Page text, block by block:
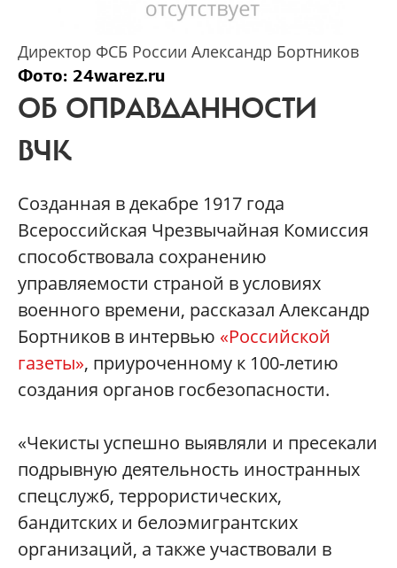
Директор ФСБ России Александр Бортников
Фото: 24warez.ru
ОБ ОПРАВДАННОСТИ
ВЧК
Созданная в декабре 1917 года
Всероссийская Чрезвычайная Комиссия
способствовала сохранению
управляемости страной в условиях
военного времени, рассказал Александр
Бортников в интервью «Российской
газеты», приуроченному к 100-летию
создания органов госбезопасности.
«Чекисты успешно выявляли и пресекали
подрывную деятельность иностранных
спецслужб, террористических,
бандитских и белоэмигрантских
организаций, а также участвовали в